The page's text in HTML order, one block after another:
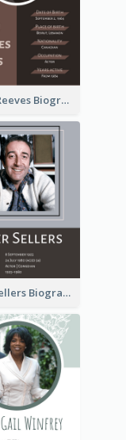
Keanu Reeves Biography
Peter Sellers Biography